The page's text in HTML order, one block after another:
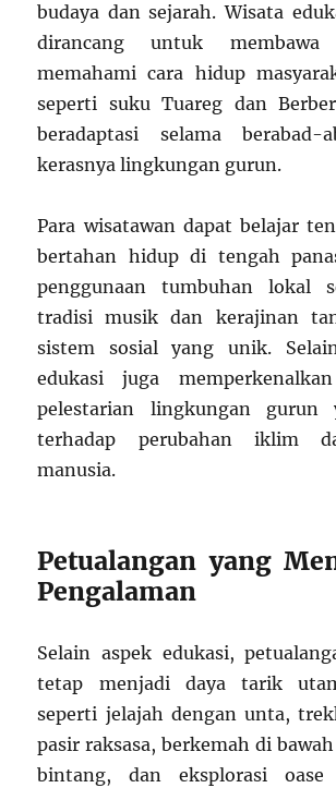
budaya dan sejarah. Wisata
dirancang untuk membawa
memahami cara hidup
seperti suku Tuareg dan
beradaptasi selama berabad-
kerasnya lingkungan gurun.
Para wisatawan dapat belajar
bertahan hidup di tengah
penggunaan tumbuhan lokal
tradisi musik dan kerajinan
sistem sosial yang unik.
edukasi juga
pelestarian lingkungan gurun
terhadap perubahan iklim
manusia.
Petualangan yang
Pengalaman
Selain aspek edukasi,
tetap menjadi daya tarik
seperti jelajah dengan unta,
pasir raksasa, berkemah di
bintang, dan eksplorasi oase